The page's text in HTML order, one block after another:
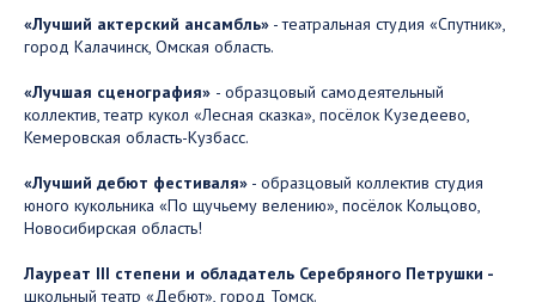
«Лучший актерский ансамбль» - театральная студия «Спутник»,
город Калачинск, Омская область.
«Лучшая сценография» - образцовый самодеятельный
коллектив, театр кукол «Лесная сказка», посёлок Кузедеево,
Кемеровская область-Кузбасс.
«Лучший дебют фестиваля» - образцовый коллектив студия
юного кукольника «По щучьему велению», посёлок Кольцово,
Новосибирская область!
Лауреат III степени и обладатель Серебряного Петрушки -
школьный театр «Дебют», город Томск.